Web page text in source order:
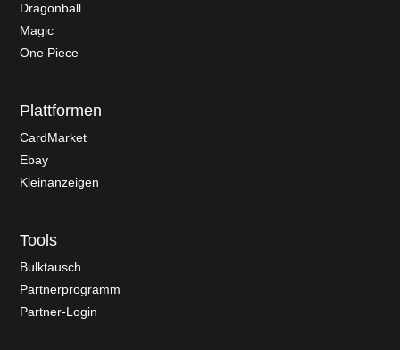
Dragonball
Magic
One Piece
Plattformen
CardMarket
Ebay
Kleinanzeigen
Tools
Bulktausch
Partnerprogramm
Partner-Login